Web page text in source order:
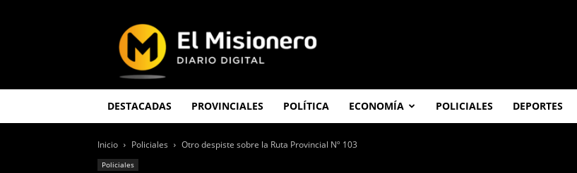
Misionero
DESTACADAS PROVINCIALES POLÍTICA ECONOMÍA POLICIALES DEPORTES
Inicio Policiales Otro despiste sobre la Ruta Provincial Nº 103
Policiales